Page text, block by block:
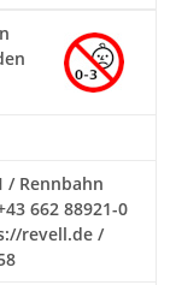
/ Rennbahn
662 88921-0
revell.de /